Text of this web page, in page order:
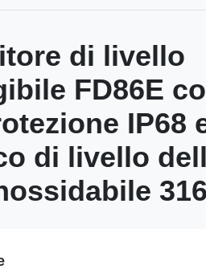
di livello
FD86E
IP68
di livello